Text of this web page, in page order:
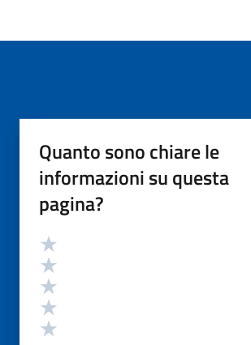
Quanto sono chiare le
informazioni su questa
pagina?
Valutazione